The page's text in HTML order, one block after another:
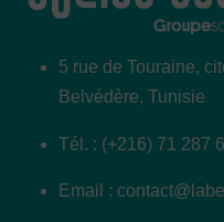
5 rue de Touraine,
Belvédère, Tunisie
Tél. : (+216) 71 287
Email :